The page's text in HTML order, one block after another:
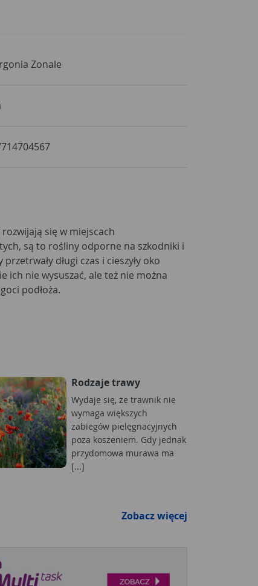
Zonale
się w miejscach
są to rośliny odporne na szkodniki i
długi czas i cieszyły oko
ich nie wysuszać, ale też nie można
podłoża.
Rodzaje trawy
Wydaje się, że trawnik nie
wymaga większych
zabiegów pielęgnacyjnych
poza koszeniem. Gdy jednak
przydomowa murawa ma
[...]
Zobacz więcej